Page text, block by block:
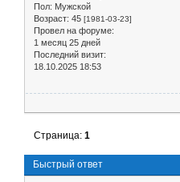
Пол: Мужской
Возраст: 45 [1981-03-23]
Провел на форуме:
1 месяц 25 дней
Последний визит:
18.10.2025 18:53
Страница:1
Быстрый ответ